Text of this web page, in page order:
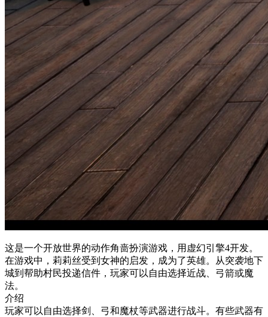
这是一个开放世界的动作角啬扮演游戏，用虚幻引擎4开发。
在游戏中，莉莉丝受到女神的启发，成为了英雄。从突袭地下
城到帮助村民投递信件，玩家可以自由选择近战、弓箭或魔
法。
介绍
玩家可以自由选择剑、弓和魔杖等武器进行战斗。有些武器有